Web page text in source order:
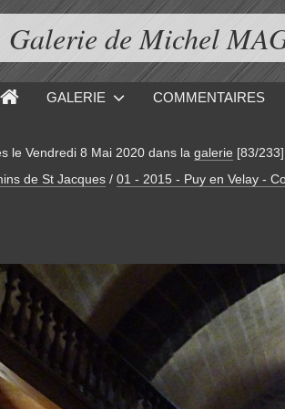
Galerie de Michel
GALERIE COMMENTAIRES
le Vendredi 8 Mai 2020dans la galerie [83/233]
de St Jacques / 01 - 2015 - Puy en Velay -